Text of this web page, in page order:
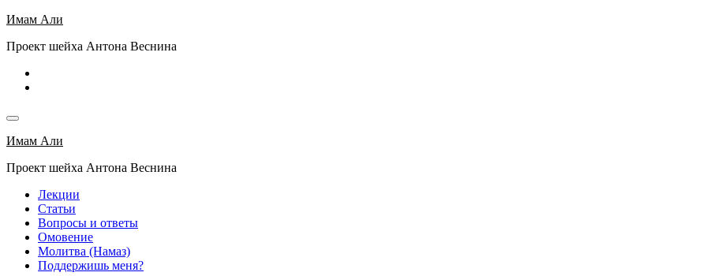
Перейти
содержимому
Имам Али
Проект шейха Антона Веснина
Имам Али
Проект шейха Антона Веснина
Лекции
Статьи
Вопросы и ответы
Омовение
Молитва (Намаз)
Поддержишь меня?